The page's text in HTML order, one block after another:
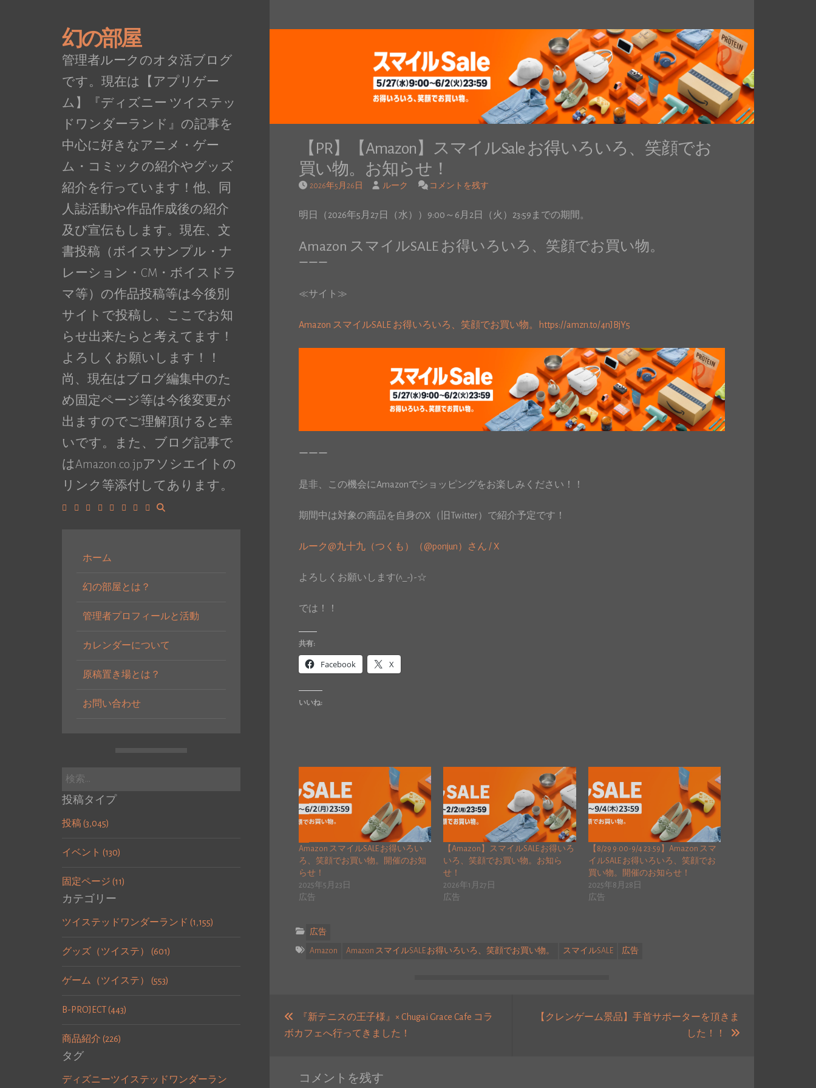
幻の部屋
管理者ルークのオタ活ブログ
です。現在は【アプリゲー
ム】『ディズニー ツイステッ
ドワンダーランド』の記事を
中心に好きなアニメ・ゲー
ム・コミックの紹介やグッズ
紹介を行っています！他、同
人誌活動や作品作成後の紹介
及び宣伝もします。現在、文
書投稿（ボイスサンプル・ナ
レーション・CM・ボイスドラ
マ等）の作品投稿等は今後別
サイトで投稿し、ここでお知
らせ出来たらと考えてます！
よろしくお願いします！！
尚、現在はブログ編集中のた
め固定ページ等は今後変更が
出ますのでご理解頂けると幸
いです。また、ブログ記事で
はAmazon.co.jpアソシエイトの
リンク等添付してあります。
ホーム
幻の部屋とは？
管理者プロフィールと活動
カレンダーについて
原稿置き場とは？
お問い合わせ
検
投稿タイプ
投稿 (3,045)
イベント (130)
固定ページ (11)
カテゴリー
ツイステッドワンダーランド (1,155)
グッズ（ツイステ） (601)
ゲーム（ツイステ） (553)
B-PROJECT (443)
商品紹介 (226)
タグ
ディズニーツイステッドワンダーラン
【PR】【Amazon】スマイルSale お得いろいろ、笑顔でお
買い物。お知らせ！
2026年5月26日 ルーク コメントを残す
明日（2026年5月27日（水））9:00～6月2日（火）23:59までの期間。
Amazon スマイルSALE お得いろいろ、笑顔でお買い物。
ーーー
≪サイト≫
Amazon スマイルSALE お得いろいろ、笑顔でお買い物。 https://amzn.to/4nJBjY5
ーーー
是非、この機会にAmazonでショッピングをお楽しみください！！
期間中は対象の商品を自身のX（旧Twitter）で紹介予定です！
ルーク@九十九（つくも）（@ponjun）さん / X
よろしくお願いします(^_-)-☆
では！！
共有:
Facebook X
いいね:
Amazon スマイルSALE お得いろい
ろ、笑顔でお買い物。開催のお知
らせ！
2025年5月23日
広告
【Amazon】スマイルSALE お得いろ
いろ、笑顔でお買い物。お知ら
せ！
2026年1月27日
広告
【8/29 9:00-9/4 23:59】Amazon スマ
イルSALE お得いろいろ、笑顔でお
買い物。開催のお知らせ！
2025年8月28日
広告
広告
Amazon Amazon スマイルSALE お得いろいろ、笑顔でお買い物。 スマイルSALE 広告
『新テニスの王子様』× Chugai Grace Cafe コラ
ボカフェへ行ってきました！
【クレンゲーム景品】手首サポーターを頂きま
した！！
次
コメントを残す